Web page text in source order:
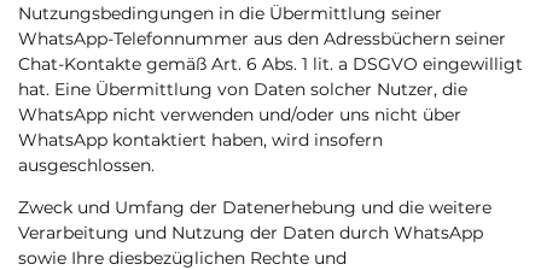
Nutzungsbedingungen in die Übermittlung seiner
WhatsApp-Telefonnummer aus den Adressbüchern seiner
Chat-Kontakte gemäß Art. 6 Abs. 1 lit. a DSGVO eingewilligt
hat. Eine Übermittlung von Daten solcher Nutzer, die
WhatsApp nicht verwenden und/oder uns nicht über
WhatsApp kontaktiert haben, wird insofern
ausgeschlossen.
Zweck und Umfang der Datenerhebung und die weitere
Verarbeitung und Nutzung der Daten durch WhatsApp
sowie Ihre diesbezüglichen Rechte und